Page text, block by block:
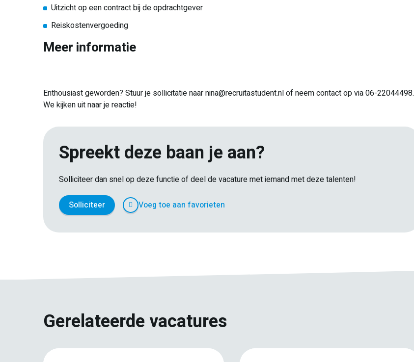
Uitzicht op een contract bij de opdrachtgever
Reiskostenvergoeding
Meer informatie
Enthousiast geworden? Stuur je sollicitatie naar nina@recruitastudent.nl of neem contact op via 06-22044498.
We kijken uit naar je reactie!
Spreekt deze baan je aan?
Solliciteer dan snel op deze functie of deel de vacature met iemand met deze talenten!
Solliciteer Voeg toe aan favorieten
Gerelateerde vacatures